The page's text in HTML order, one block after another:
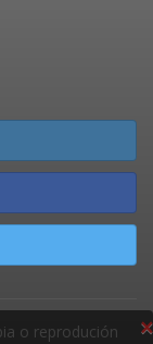
×
o reprodución